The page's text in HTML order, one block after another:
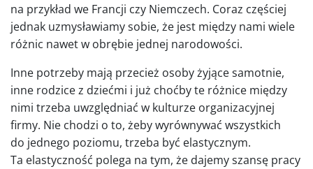
na przykład we Francji czy Niemczech. Coraz częściej
jednak uzmysławiamy sobie, że jest między nami wiele
różnic nawet w obrębie jednej narodowości.
Inne potrzeby mają przecież osoby żyjące samotnie,
inne rodzice z dziećmi i już choćby te różnice między
nimi trzeba uwzględniać w kulturze organizacyjnej
firmy. Nie chodzi o to, żeby wyrównywać wszystkich
do jednego poziomu, trzeba być elastycznym.
Ta elastyczność polega na tym, że dajemy szansę pracy